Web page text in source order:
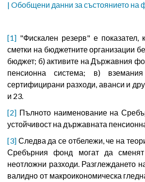
| Oбобщени данни за състоянието на
[1] "Фискален резерв" е показател,
сметки на бюджетните организации
бюджет; б) активите на Държавния
пенсионна система; в)
сертифицирани разходи, аванси и
и 23.
[2] Пълното наименование на
устойчивост на държавната
[3] Следва да се отбележи, че на
Сребърния фонд могат да
неотложни разходи. Разглеждането
валидно от макроикономическа